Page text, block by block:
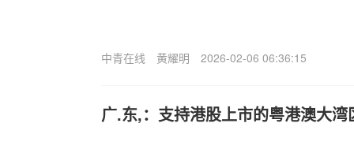
中青在线 黄耀明 2026-02-06 06:36:15
广.东,：支持港股上市的粤港澳大